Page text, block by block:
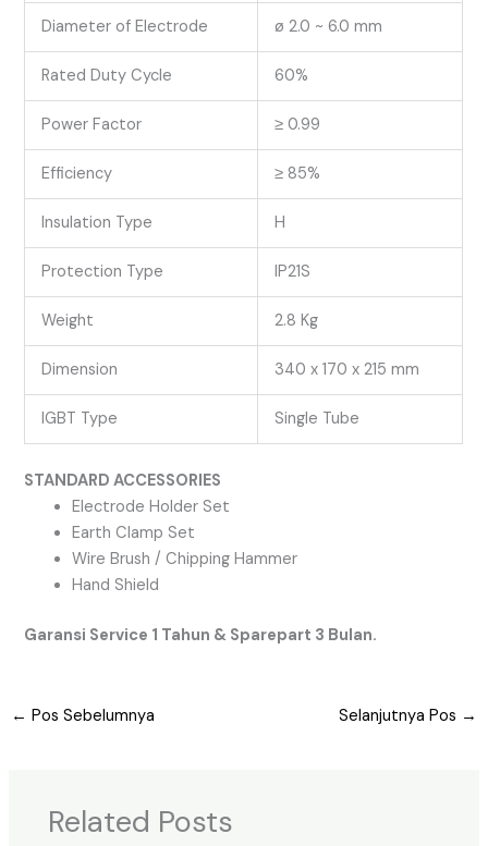
Diameter of Electrode ø 2.0 ~ 6.0 mm
Rated Duty Cycle 60%
Power Factor ≥ 0.99
Efficiency ≥ 85%
Insulation Type H
Protection Type IP21S
Weight 2.8 Kg
Dimension 340 x 170 x 215 mm
IGBT Type Single Tube
STANDARD ACCESSORIES
Electrode Holder Set
Earth Clamp Set
Wire Brush / Chipping Hammer
Hand Shield
Garansi Service 1 Tahun & Sparepart 3 Bulan.
← Pos Sebelumnya Selanjutnya Pos →
Related Posts